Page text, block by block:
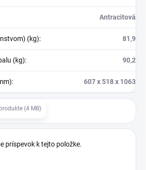
Antracitová
(kg): 81,9
(kg): 90,2
: 607 x 518 x 1063
(4 MB)
príspevok k tejto položke.